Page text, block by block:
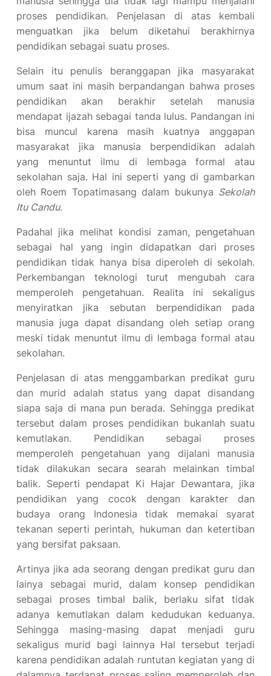
proses pendidikan. Penjelasan di atas kembali
menguatkan jika belum diketahui berakhirnya
pendidikan sebagai suatu proses.
Selain itu penulis beranggapan jika masyarakat
umum saat ini masih berpandangan bahwa proses
pendidikan akan berakhir setelah manusia
mendapat ijazah sebagai tanda lulus. Pandangan ini
bisa muncul karena masih kuatnya anggapan
masyarakat jika manusia berpendidikan adalah
yang menuntut ilmu di lembaga formal atau
sekolahan saja. Hal ini seperti yang di gambarkan
oleh Roem Topatimasang dalam bukunya Sekolah
Itu Candu.
Padahal jika melihat kondisi zaman, pengetahuan
sebagai hal yang ingin didapatkan dari proses
pendidikan tidak hanya bisa diperoleh di sekolah.
Perkembangan teknologi turut mengubah cara
memperoleh pengetahuan. Realita ini sekaligus
menyiratkan jika sebutan berpendidikan pada
manusia juga dapat disandang oleh setiap orang
meski tidak menuntut ilmu di lembaga formal atau
sekolahan.
Penjelasan di atas menggambarkan predikat guru
dan murid adalah status yang dapat disandang
siapa saja di mana pun berada. Sehingga predikat
tersebut dalam proses pendidikan bukanlah suatu
kemutlakan. Pendidikan sebagai proses
memperoleh pengetahuan yang dijalani manusia
tidak dilakukan secara searah melainkan timbal
balik. Seperti pendapat Ki Hajar Dewantara, jika
pendidikan yang cocok dengan karakter dan
budaya orang Indonesia tidak memakai syarat
tekanan seperti perintah, hukuman dan ketertiban
yang bersifat paksaan.
Artinya jika ada seorang dengan predikat guru dan
lainya sebagai murid, dalam konsep pendidikan
sebagai proses timbal balik, berlaku sifat tidak
adanya kemutlakan dalam kedudukan keduanya.
Sehingga masing-masing dapat menjadi guru
sekaligus murid bagi lainnya Hal tersebut terjadi
karena pendidikan adalah runtutan kegiatan yang di